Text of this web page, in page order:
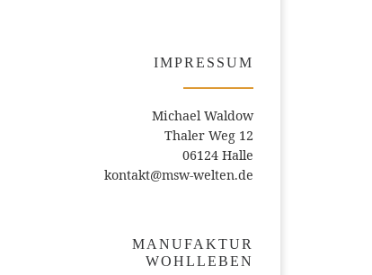
IMPRESSUM
Michael Waldow
Thaler Weg 12
06124 Halle
kontakt@msw-welten.de
MANUFAKTUR
WOHLLEBEN